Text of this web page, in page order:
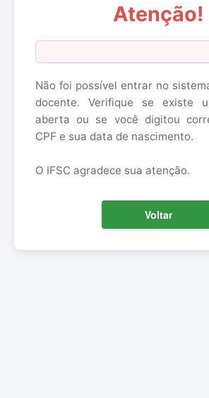
Atenção!
Não foi possível entrar no
docente. Verifique se existe
aberta ou se você digitou
CPF e sua data de nascimento.
O IFSC agradece sua atenção.
Voltar